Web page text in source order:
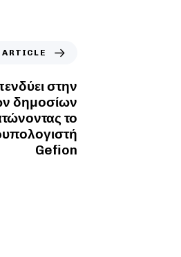
ARTICLE
στην
δημοσίων
το
Gefion